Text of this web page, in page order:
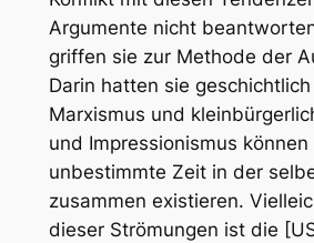
Argumente nicht
griffen sie zur Methode der
Darin hatten sie
Marxismus und
und Impressionismus
unbestimmte Zeit in der
zusammen existieren.
dieser Strömungen ist die